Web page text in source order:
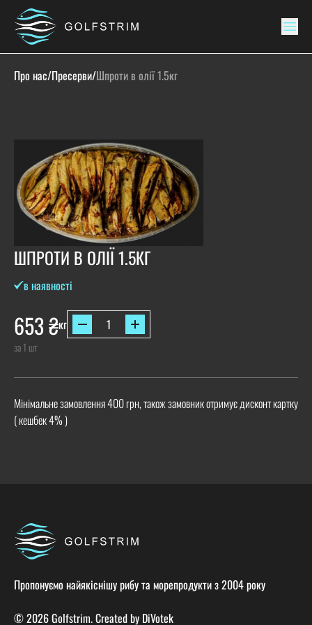
Про нас/Пресерви/Шпроти в олії 1.5кг
ШПРОТИ В ОЛІЇ 1.5КГ
в наявності
653₴кг
за 1 шт
Мінімальне замовлення 400 грн, також замовник отримує дисконт картку
( кешбек 4% )
Пропонуємо найякіснішу рибу та морепродукти з 2004 року
© 2026 Golfstrim. Created by DiVotek